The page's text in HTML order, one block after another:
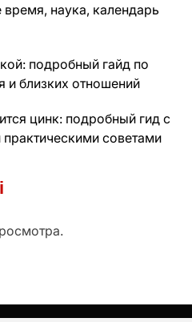
наука, календарь
подробный гайд по
и близких отношений
цинк: подробный гид с
советами